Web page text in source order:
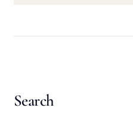
Search